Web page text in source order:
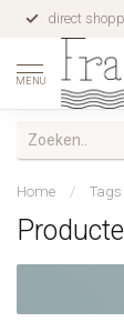
direct
MENU
Home / Tags